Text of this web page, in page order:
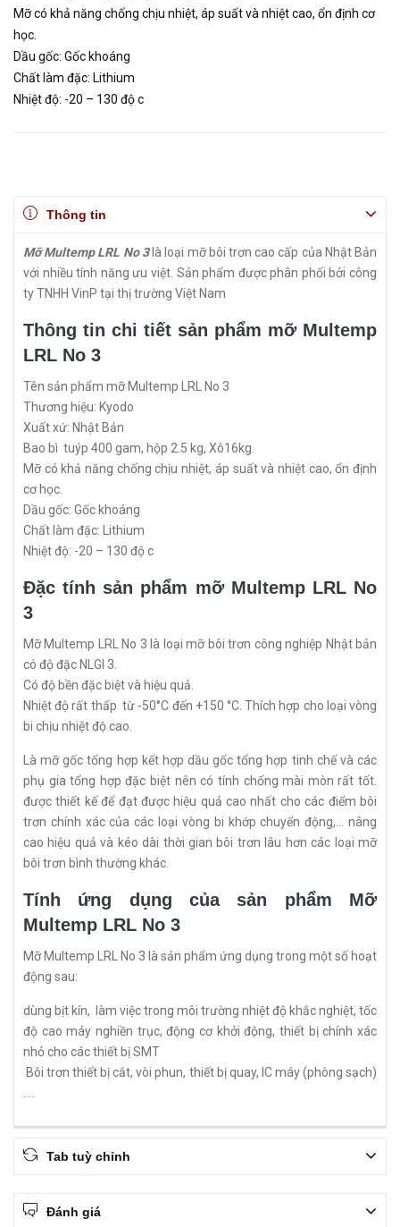
Mỡ có khả năng chống chịu nhiệt, áp suất và nhiệt cao, ổn định cơ
học.
Dầu gốc: Gốc khoáng
Chất làm đặc: Lithium
Nhiệt độ: -20 – 130 độ c
Thông tin
Mỡ Multemp LRL No 3là loại mỡ bôi trơn cao cấp của Nhật Bản
với nhiều tính năng ưu việt. Sản phẩm được phân phối bởi công
ty TNHH VinP tại thị trường Việt Nam
Thông tin chi tiết sản phẩm mỡ Multemp
LRL No 3
Tên sản phẩm mỡ Multemp LRL No 3
Thương hiệu: Kyodo
Xuất xứ: Nhật Bản
Bao bì tuýp 400 gam, hộp 2.5 kg, Xô16kg.
Mỡ có khả năng chống chịu nhiệt, áp suất và nhiệt cao, ổn định
cơ học.
Dầu gốc: Gốc khoáng
Chất làm đặc: Lithium
Nhiệt độ: -20 – 130 độ c
Đặc tính sản phẩm mỡ Multemp LRL No
3
Mỡ Multemp LRL No 3 là loại mỡ bôi trơn công nghiệp Nhật bản
có độ đặc NLGI 3.
Có độ bền đặc biệt và hiệu quả.
Nhiệt độ rất thấp từ -50°C đến +150 °C. Thích hợp cho loại vòng
bi chịu nhiệt độ cao.
Là mỡ gốc tổng hợp kết hợp dầu gốc tổng hợp tinh chế và các
phụ gia tổng hợp đặc biệt nên có tính chống mài mòn rất tốt.
được thiết kế để đạt được hiệu quả cao nhất cho các điểm bôi
trơn chính xác của các loại vòng bi khớp chuyển động,… nâng
cao hiệu quả và kéo dài thời gian bôi trơn lâu hơn các loại mỡ
bôi trơn bình thường khác.
Tính ứng dụng của sản phẩm Mỡ
Multemp LRL No 3
Mỡ Multemp LRL No 3 là sản phẩm ứng dụng trong một số hoạt
động sau:
dùng bịt kín, làm việc trong môi trường nhiệt độ khắc nghiệt, tốc
độ cao máy nghiền trục, động cơ khởi động, thiết bị chính xác
nhỏ cho các thiết bị SMT
Bôi trơn thiết bị cắt, vòi phun, thiết bị quay, IC máy (phòng sạch)
Tab tuỳ chỉnh
Đánh giá